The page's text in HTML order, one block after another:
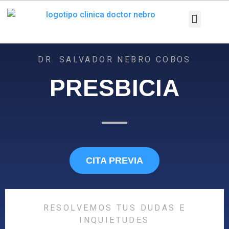
DR. SALVADOR NEBRO COBOS
PRESBICIA
CITA PREVIA
RESOLVEMOS TUS DUDAS E
INQUIETUDES